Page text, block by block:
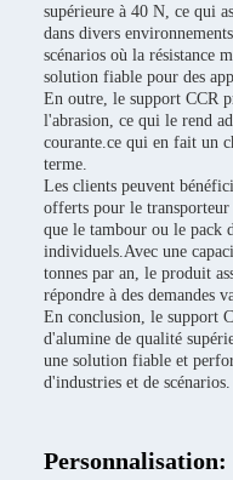
supérieure à 40 N, ce qui
dans divers
scénarios où la résistance
solution fiable pour des
En outre, le support CCR
l'abrasion, ce qui le rend
courante.ce qui en fait un
terme.
Les clients peuvent
offerts pour le
que le tambour ou le pack
individuels.Avec une
tonnes par an, le produit
répondre à des demandes
En conclusion, le support
d'alumine de qualité
une solution fiable et
d'industries et de scénarios.
Personnalisation: